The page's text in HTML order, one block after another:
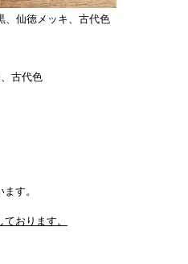
、仙徳メッキ、古代色
古代色
す。
おります。